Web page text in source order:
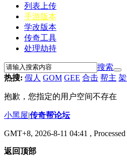
列表上传
手游版本
学改版本
传奇工具
处理劫持
搜索
热搜: 假人 GOM GEE 合击 帮主
抱歉，您指定的用户空间不存在
小黑屋|传奇帮论坛
GMT+8, 2026-8-11 04:41 ,
返回顶部